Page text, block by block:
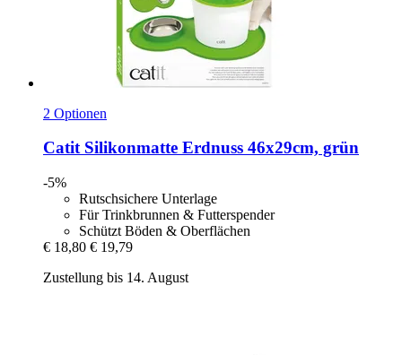
2 Optionen
CatitSilikonmatte Erdnuss 46x29cm, grün
-5%
Rutschsichere Unterlage
Für Trinkbrunnen & Futterspender
Schützt Böden & Oberflächen
€ 18,80 € 19,79
Zustellung bis 14. August